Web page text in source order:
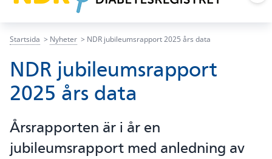
Startsida Nyheter NDR jubileumsrapport 2025 års data
NDR jubileumsrapport
2025 års data
Årsrapporten är i år en
jubileumsrapport med anledning av